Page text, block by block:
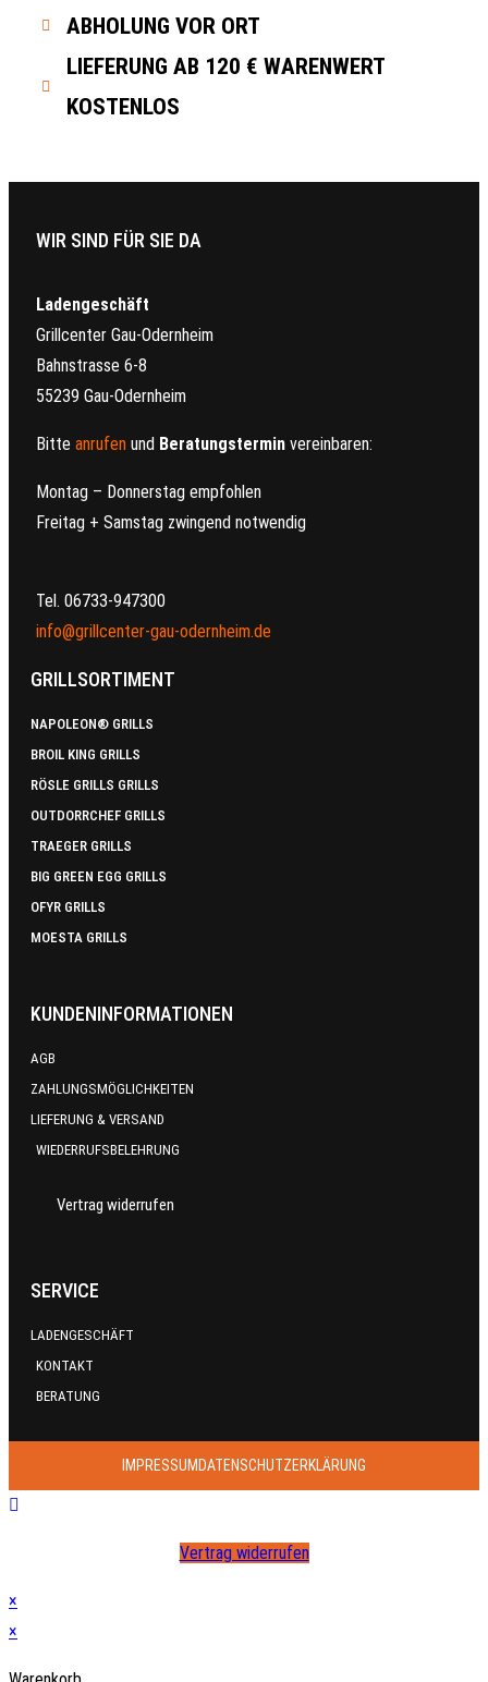
ABHOLUNG VOR ORT
LIEFERUNG AB 120 € WARENWERT
KOSTENLOS
WIR SIND FÜR SIE DA
Ladengeschäft
Grillcenter Gau-Odernheim
Bahnstrasse 6-8
55239 Gau-Odernheim
Bitte anrufen und Beratungstermin vereinbaren:
Montag – Donnerstag empfohlen
Freitag + Samstag zwingend notwendig
Tel. 06733-947300
info@grillcenter-gau-odernheim.de
GRILLSORTIMENT
NAPOLEON® GRILLS
BROIL KING GRILLS
RÖSLE GRILLS GRILLS
OUTDORRCHEF GRILLS
TRAEGER GRILLS
BIG GREEN EGG GRILLS
OFYR GRILLS
MOESTA GRILLS
KUNDENINFORMATIONEN
AGB
ZAHLUNGSMÖGLICHKEITEN
LIEFERUNG & VERSAND
WIEDERRUFSBELEHRUNG
Vertrag widerrufen
SERVICE
LADENGESCHÄFT
KONTAKT
BERATUNG
IMPRESSUM DATENSCHUTZERKLÄRUNG
Vertrag widerrufen
×
×